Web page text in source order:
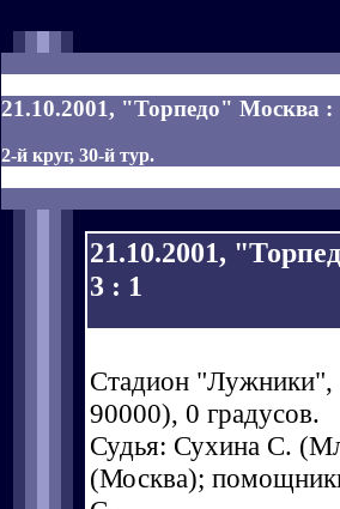
21.10.2001, "Торпедо" Москва
2-й круг, 30-й тур.
21.10.2001,
3 : 1
Стадион "Лужники",
90000), 0 градусов.
Судья: Сухина С.
(Москва);